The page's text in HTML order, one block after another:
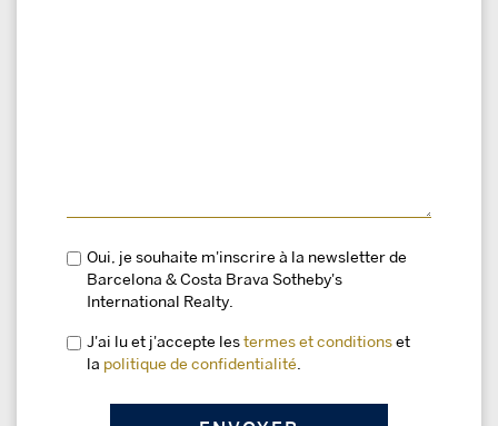
Oui, je souhaite m'inscrire à la newsletter de
Barcelona & Costa Brava Sotheby's
International Realty.
J'ai lu et j'accepte les termes et conditions et
la politique de confidentialité